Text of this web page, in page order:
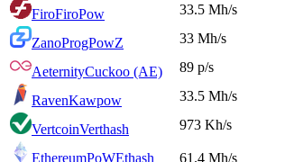
FiroFiroPow 33.5 Mh/s
ZanoProgPowZ 33 Mh/s
AeternityCuckoo (AE) 89 p/s
RavenKawpow 33.5 Mh/s
VertcoinVerthash 973 Kh/s
EthereumPoWEthash
61.4 Mh/s